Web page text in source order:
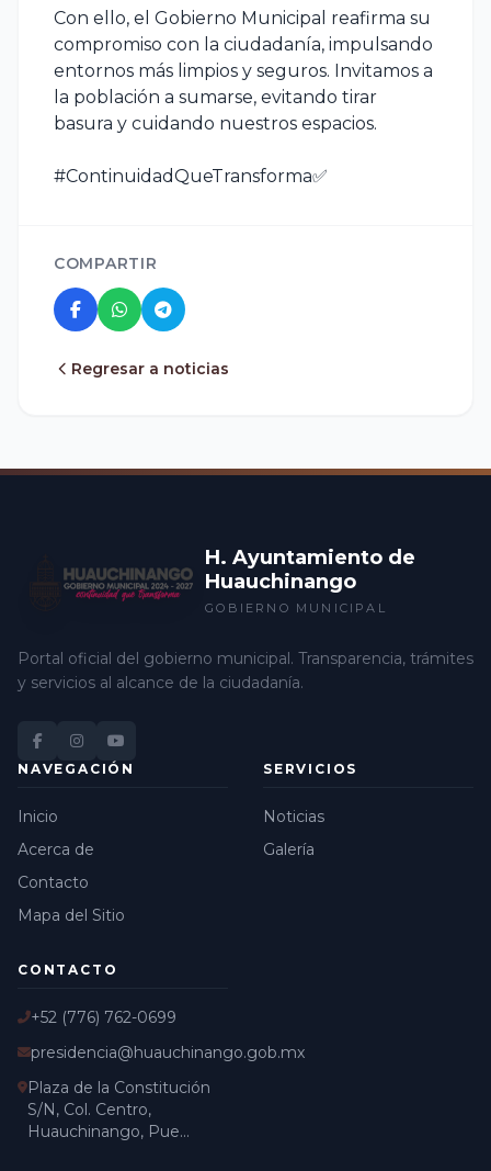
Con ello, el Gobierno Municipal reafirma su
compromiso con la ciudadanía, impulsando
entornos más limpios y seguros. Invitamos a
la población a sumarse, evitando tirar
basura y cuidando nuestros espacios.
#ContinuidadQueTransforma✅
COMPARTIR
Regresar a noticias
H. Ayuntamiento de
Huauchinango
GOBIERNO MUNICIPAL
Portal oficial del gobierno municipal. Transparencia, trámites
y servicios al alcance de la ciudadanía.
NAVEGACIÓN
Inicio
Acerca de
Contacto
Mapa del Sitio
SERVICIOS
Noticias
Galería
CONTACTO
+52 (776) 762-0699
presidencia@huauchinango.gob.mx
Plaza de la Constitución
S/N, Col. Centro,
Huauchinango, Pue...